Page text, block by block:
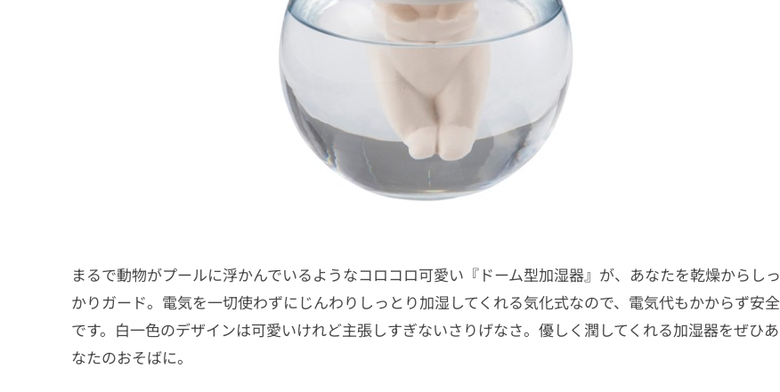
まるで動物がプールに浮かんでいるようなコロコロ可愛い『ドーム型加湿器』が、あなたを乾燥からしっ
かりガード。電気を一切使わずにじんわりしっとり加湿してくれる気化式なので、電気代もかからず安全
です。白一色のデザインは可愛いけれど主張しすぎないさりげなさ。優しく潤してくれる加湿器をぜひあ
なたのおそばに。